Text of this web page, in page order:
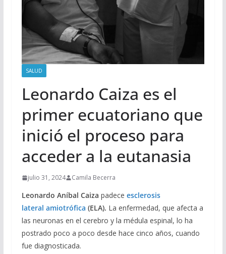
SALUD
Leonardo Caiza es el
primer ecuatoriano que
inició el proceso para
acceder a la eutanasia
julio 31, 2024 Camila Becerra
Leonardo Aníbal Caiza padece esclerosis
lateral amiotrófica (ELA). La enfermedad, que afecta a
las neuronas en el cerebro y la médula espinal, lo ha
postrado poco a poco desde hace cinco años, cuando
fue diagnosticada.